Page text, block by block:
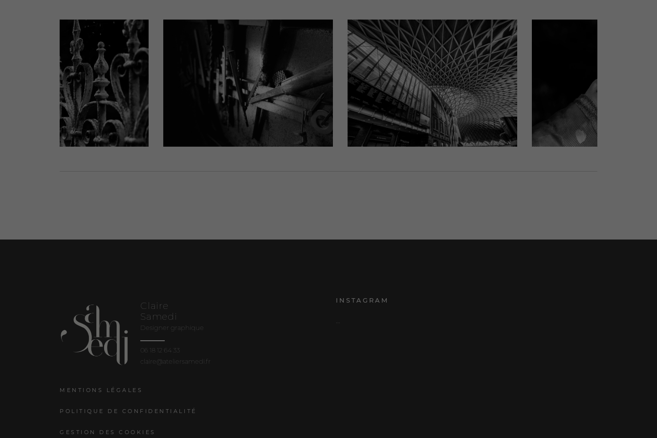
PELLETIER CANSPEAK SIGNES ASSOCIÉS A LA PAROLE
Claire
Samedi
Designer graphique
06 18 12 64 33
claire@ateliersamedi.fr
MENTIONS LÉGALES
POLITIQUE DE CONFIDENTIALITÉ
GESTION DES COOKIES
INSTAGRAM
…